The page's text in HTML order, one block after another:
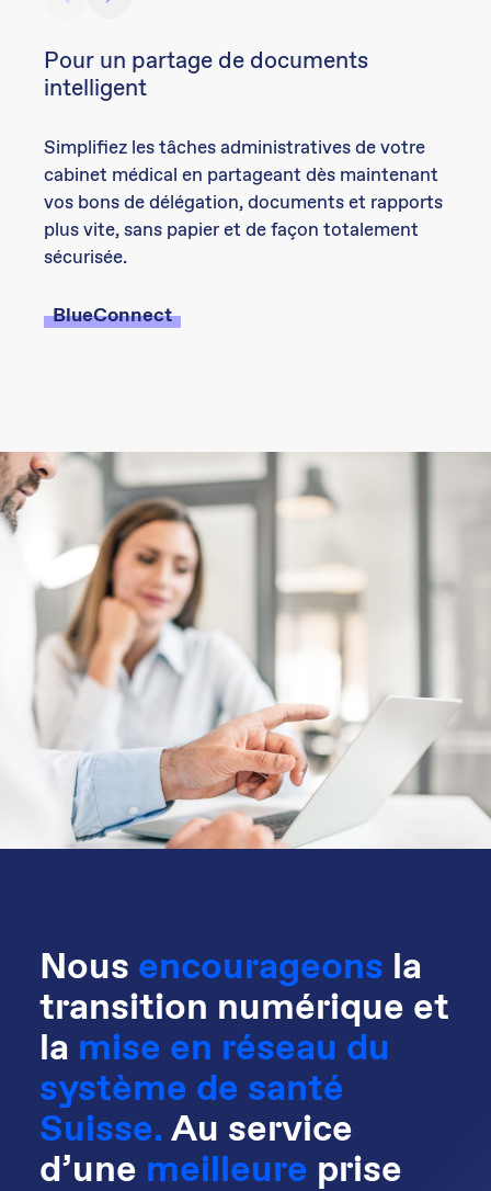
Pour un partage de documents
intelligent
Simplifiez les tâches administratives de votre
cabinet médical en partageant dès maintenant
vos bons de délégation, documents et rapports
plus vite, sans papier et de façon totalement
sécurisée.
BlueConnect
HealthForward
Nous encourageons la
transition numérique et
la mise en réseau du
système de santé
Suisse. Au service
d’une meilleure prise